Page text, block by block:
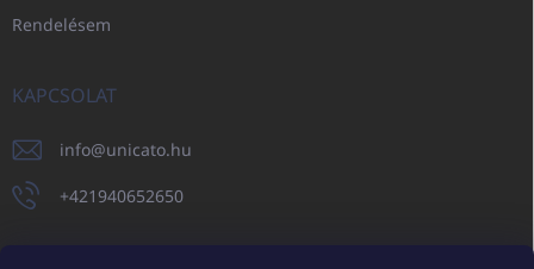
Rendelésem
KAPCSOLAT
info@unicato.hu
+421940652650